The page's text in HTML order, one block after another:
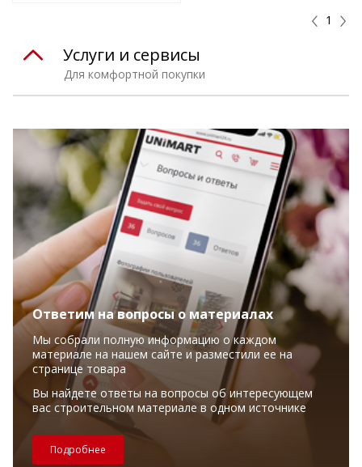
1
Для комфортной покупки
Услуги и сервисы
Ответим на вопросы о материалах
Мы собрали полную информацию о каждом
материале на нашем сайте и разместили ее на
странице товара
Вы найдете ответы на вопросы об интересующем
вас строительном материале в одном источнике
Подробнее